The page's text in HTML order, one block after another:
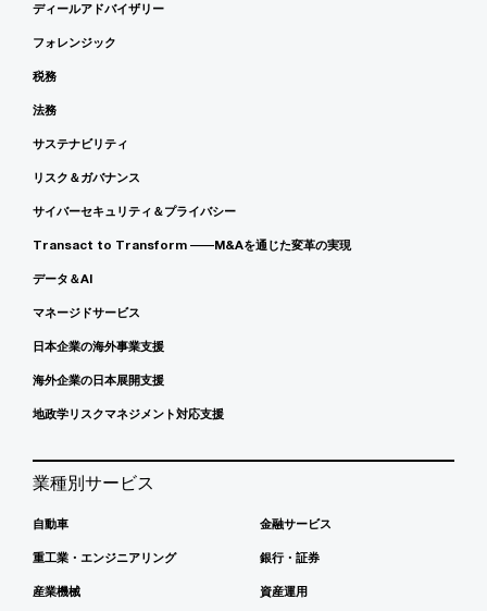
ディールアドバイザリー
フォレンジック
税務
法務
サステナビリティ
リスク＆ガバナンス
サイバーセキュリティ＆プライバシー
Transact to Transform ――M&Aを通じた変革の実現
データ＆AI
マネージドサービス
日本企業の海外事業支援
海外企業の日本展開支援
地政学リスクマネジメント対応支援
業種別サービス
自動車
重工業・エンジニアリング
産業機械
金融サービス
銀行・証券
資産運用